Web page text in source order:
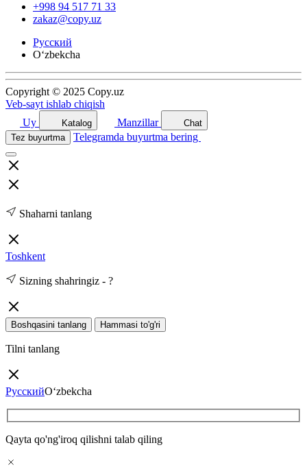
+998 94 517 71 33
zakaz@copy.uz
Русский
O‘zbekcha
Copyright © 2025 Copy.uz
Veb-sayt ishlab chiqish
Uy
Katalog Manzillar
Chat
Tez buyurtma
Telegramda buyurtma bering
Shaharni tanlang
Toshkent
Sizning shahringiz - ?
Boshqasini tanlang Hammasi to'g'ri
Tilni tanlang
РусскийO‘zbekcha
Qayta qo'ng'iroq qilishni talab qiling